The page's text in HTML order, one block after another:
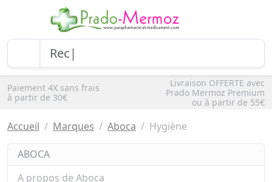
Paiement 4X sans frais
à partir de 30€
Livraison OFFERTE avec
Prado Mermoz Premium
ou à partir de 55€
Accueil Marques Aboca Hygiène
ABOCA
A propos de Aboca